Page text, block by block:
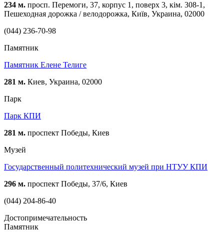
234 м. просп. Перемоги, 37, корпус 1, поверх 3, кім. 308-1,
Пешеходная дорожка / велодорожка, Київ, Украина, 02000
(044) 236-70-98
Памятник
Памятник Елене Телиге
281 м. Киев, Украина, 02000
Парк
Парк КПИ
281 м. проспект Победы, Киев
Музей
Государственный политехнический музей при НТУУ КПИ
296 м. проспект Победы, 37/6, Киев
(044) 204-86-40
Достопримечательность
Памятник